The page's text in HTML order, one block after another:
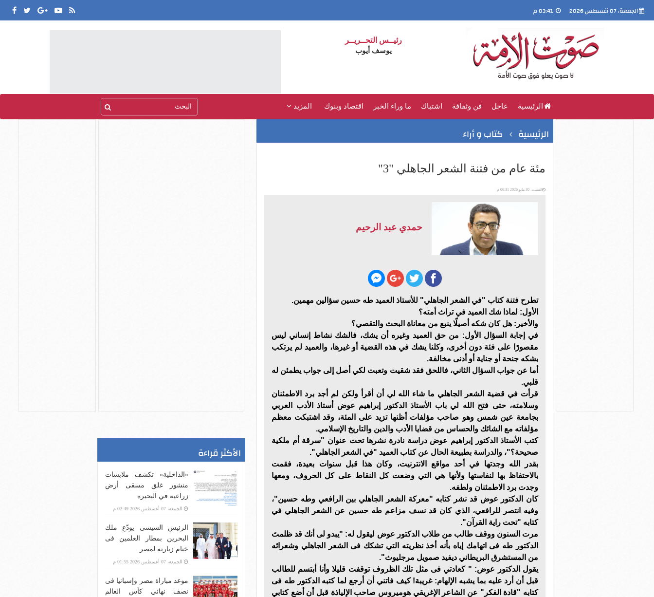
الجمعة، 07 أغسطس 2026
رئيــس التحــريــر
يوسف أيوب
الرئيسية عاجل فن وثقافة اشتباك ما وراء الخبر اقتصاد وبنوك المزيد
الرئيسية كتاب و أراء
مئة عام من فتنة الشعر الجاهلي "3"
السبت، 30 مايو 2026 06:31 م
حمدي عبد الرحيم
تطرح فتنة كتاب "في الشعر الجاهلي" للأستاذ العميد طه حسين سؤالين مهمين.
الأول: لماذا شك العميد في تراث أمته؟
والأخير: هل كان شكه أصيلًا ينبع من معاناة البحث والتقصي؟
في إجابة السؤال الأول: من حق العميد وغيره أن يشك، فالشك نشاط إنساني ليس
مقصورًا على فئة دون أخرى، وكلنا يشك في هذه القضية أو غيرها، والعميد لم يرتكب
بشكه جنحة أو جناية أو أدنى مخالفة.
أما عن جواب السؤال الثاني، فاللحق فقد شقيت وتعبت لكي أصل إلى جواب يطمئن له
قلبي.
قرأت في قضية الشعر الجاهلي ما شاء الله لي أن أقرأ ولكن لم أجد برد الاطمئنان
وسلامته، حتى فتح الله لي باب الأستاذ الدكتور إبراهيم عوض أستاذ الأدب العربي
بجامعة عين شمس وهو صاحب مؤلفات أظنها تزيد على المئة، وقد اشتبكت معظم
مؤلفاته مع الشائك والحساس من قضايا الأدب والدين والتاريخ الإسلامي.
كتب الأستاذ الدكتور إبراهيم عوض دراسة نادرة نشرها تحت عنوان "سرقة أم ملكية
صحيحة؟"، والدراسة بطبيعة الحال عن كتاب العميد "في الشعر الجاهلي".
بقدر الله وجدتها في أحد مواقع الانترنيت، وكان هذا قبل سنوات بعيدة، فقمت
بالاحتفاظ بها لنفاستها ولأنها هي التي وضعت كل النقاط على كل الحروف، ومعها
وجدت برد الاطمئنان ولطفه.
كان الدكتور عوض قد نشر كتابه "معركة الشعر الجاهلي بين الرافعي وطه حسين"،
وفيه انتصر للرافعي، الذي كان قد نسف مزاعم طه حسين عن الشعر الجاهلي في
كتابه "تحت راية القرآن".
مرت السنون ووقف طالب من طلاب الدكتور عوض ليقول له: "يبدو لى أنك قد ظلمتَ
الدكتور طه فى اتهامك إياه بأنه أخذ نظريته التي تشكك فى الشعر الجاهلي وشعرائه
من المستشرق البريطاني ديفيد صمويل مرجليوث".
يقول الدكتور عوض: " كعادتي فى مثل تلك الظروف توقفت قليلا وأنا أبتسم للطالب
قبل أن أرد عليه بما يشبه الإلهام: غريبة! كيف فاتني أن أرجع لما كتبه الدكتور طه فى
كتابه "قادة الفكر" عن الشاعر الإغريقي هوميروس صاحب الإلياذة قبل أن أضع كتابي
الأكثر قراءة
«الداخلية» تكشف ملابسات
منشور غلق مسقى أرض
زراعية في البحيرة
الجمعة، 07 أغسطس 2026 02:49 م
الرئيس السيسى يودّع ملك
البحرين بمطار العلمين فى
ختام زيارته لمصر
الجمعة، 07 أغسطس 2026 01:55 م
موعد مباراة مصر وإسبانيا فى
نصف نهائي كأس العالم